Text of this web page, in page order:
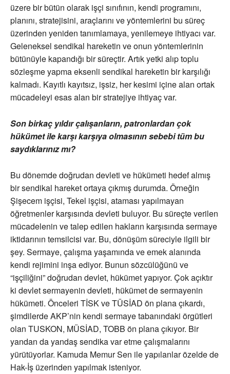
üzere bir bütün olarak işçi sınıfının, kendi programını,
planını, stratejisini, araçlarını ve yöntemlerini bu süreç
üzerinden yeniden tanımlamaya, yenilemeye ihtiyacı var.
Geleneksel sendikal hareketin ve onun yöntemlerinin
bütünüyle kapandığı bir süreçtir. Artık yetki alıp toplu
sözleşme yapma eksenli sendikal hareketin bir karşılığı
kalmadı. Kayıtlı kayıtsız, işsiz, her kesimi içine alan ortak
mücadeleyi esas alan bir stratejiye ihtiyaç var.
Son birkaç yıldır çalışanların, patronlardan çok
hükümet ile karşı karşıya olmasının sebebi tüm bu
saydıklarınız mı?
Bu dönemde doğrudan devleti ve hükümeti hedef almış
bir sendikal hareket ortaya çıkmış durumda. Örneğin
Şişecem işçisi, Tekel işçisi, ataması yapılmayan
öğretmenler karşısında devleti buluyor. Bu süreçte verilen
mücadelenin ve talep edilen hakların karşısında sermaye
iktidarının temsilcisi var. Bu, dönüşüm süreciyle ilgili bir
şey. Sermaye, çalışma yaşamında ve emek alanında
kendi rejimini inşa ediyor. Bunun sözcülüğünü ve
“işçiliğini” doğrudan devlet, hükümet yapıyor. Çok açıktır
ki devlet sermayenin devleti, hükümet de sermayenin
hükümeti. Önceleri TİSK ve TÜSİAD ön plana çıkardı,
şimdilerde AKP’nin kendi sermaye tabanındaki örgütleri
olan TUSKON, MÜSİAD, TOBB ön plana çıkıyor. Bir
yandan da yandaş sendika var etme çalışmalarını
yürütüyorlar. Kamuda Memur Sen ile yapılanlar özelde de
Hak-İş üzerinden yapılmak isteniyor.